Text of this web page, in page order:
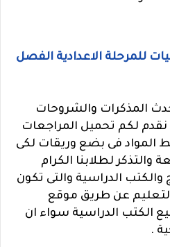
للمرحلة الاعدادية الفصل
المذكرات والشروحات
لكم تحميل المراجعات
المواد فى بضع وريقات لكى
لطلابنا الكرام
الدراسية والتى تكون
التعليم عن طريق موقع
الكتب الدراسية سواء ان
.